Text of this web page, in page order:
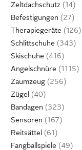
Zeltdachschutz
Befestigungen
Therapiegeräte
Schlittschuhe
Skischuhe
Angelschnüre
Zaumzeug
Zügel
Bandagen
Sensoren
Reitsättel
Fangballspiele